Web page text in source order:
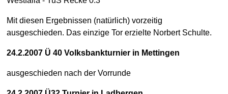
Mit diesen Ergebnissen (natürlich) vorzeitig
ausgeschieden. Das einzige Tor erzielte Norbert Schulte.
24.2.2007 Ü 40 Volksbankturnier in Mettingen
ausgeschieden nach der Vorrunde